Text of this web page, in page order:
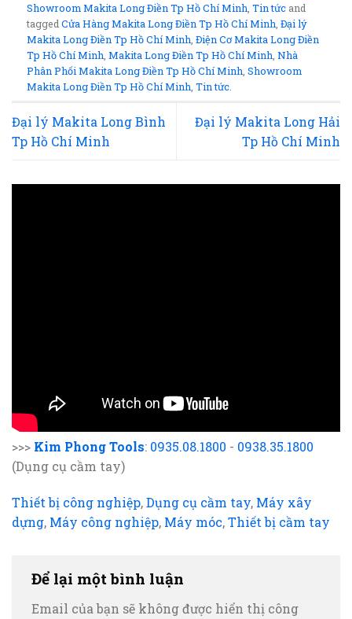
Showroom Makita Long Điền Tp Hồ Chí Minh ,Tin tức and
taggedCửa Hàng Makita Long Điền Tp Hồ Chí Minh ,Đại lý
Makita Long Điền Tp Hồ Chí Minh ,Điện Cơ Makita Long Điền
Tp Hồ Chí Minh ,Makita Long Điền Tp Hồ Chí Minh ,Nhà
Phân Phối Makita Long Điền Tp Hồ Chí Minh ,Showroom
Makita Long Điền Tp Hồ Chí Minh ,Tin tức
Đại lý Makita Long Bình
Tp Hồ Chí Minh
Đại lý Makita Long Hải
Tp Hồ Chí Minh
>>> Kim Phong Tools: 0935.08.1800 - 0938.35.1800
(Dụng cụ cầm tay)
Thiết bị công nghiệp,Dụng cụ cầm tay, Máy xây
dựng, Máy công nghiệp, Máy móc,Thiết bị cầm tay
Để lại một bình luận
Email của bạn sẽ không được hiển thị công